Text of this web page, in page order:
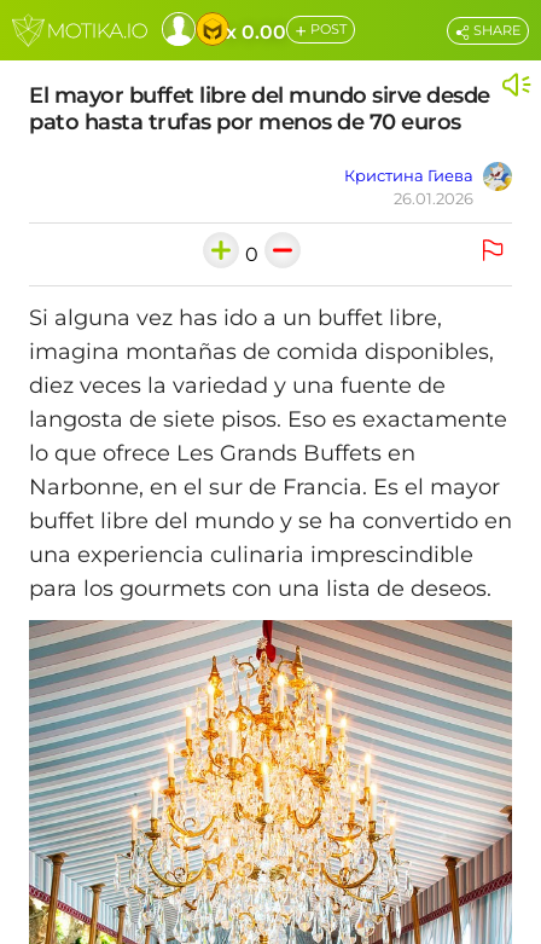
x 0.00 + POST
El mayor buffet libre del mundo sirve desde
pato hasta trufas por menos de 70 euros
Кристина Гиева
26.01.2026
SHARE
0
Si alguna vez has ido a un buffet libre,
imagina montañas de comida disponibles,
diez veces la variedad y una fuente de
langosta de siete pisos. Eso es exactamente
lo que ofrece Les Grands Buffets en
Narbonne, en el sur de Francia. Es el mayor
buffet libre del mundo y se ha convertido en
una experiencia culinaria imprescindible
para los gourmets con una lista de deseos.